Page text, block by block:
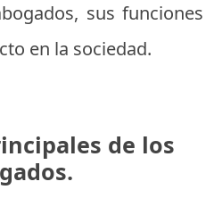
sus funciones
en la sociedad.
de los